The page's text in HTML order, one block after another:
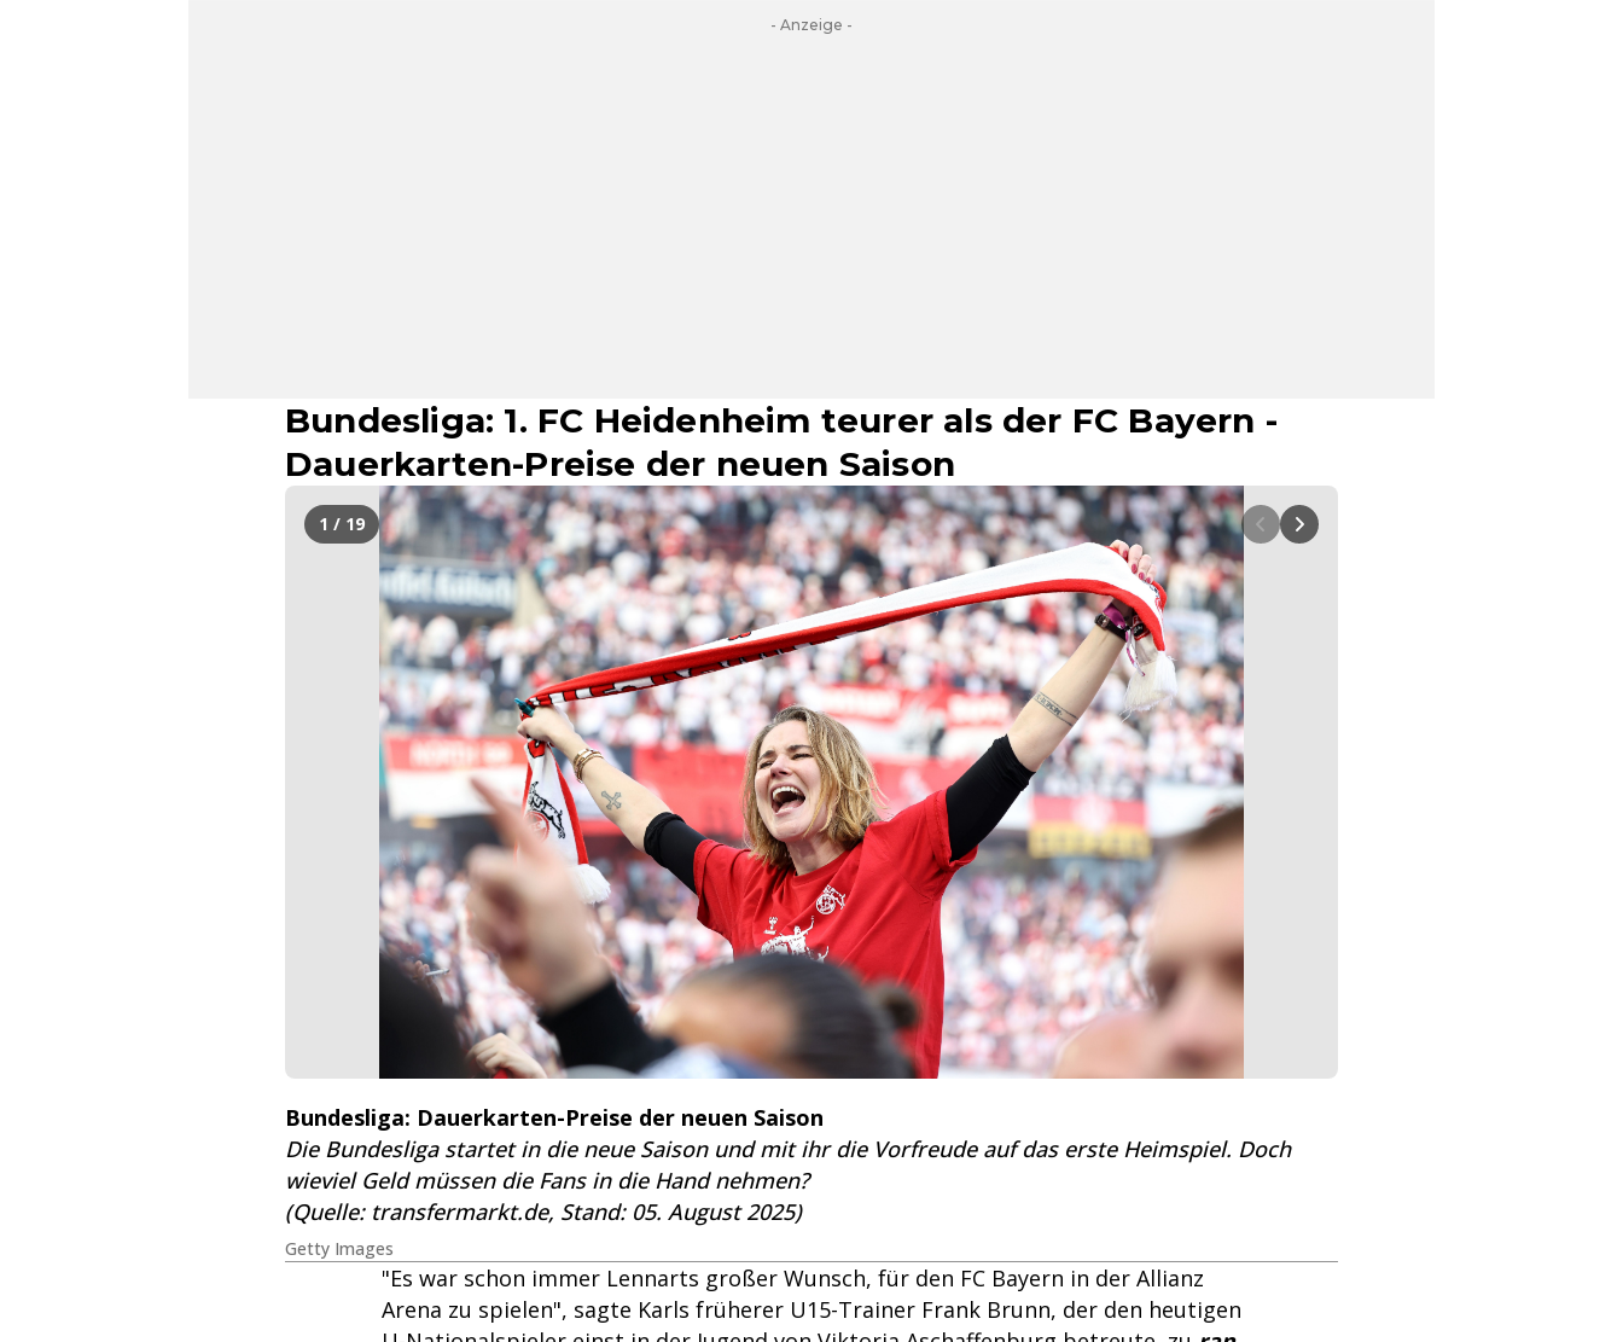
- Anzeige -
Bundesliga: 1. FC Heidenheim teurer als der FC Bayern -
Dauerkarten-Preise der neuen Saison
Bundesliga: Dauerkarten-Preise der neuen Saison
Die Bundesliga startet in die neue Saison und mit ihr die Vorfreude auf das erste Heimspiel. Doch
wieviel Geld müssen die Fans in die Hand nehmen?
(Quelle: transfermarkt.de, Stand: 05. August 2025)
Getty Images
1 / 19
"Es war schon immer Lennarts großer Wunsch, für den FC Bayern in der Allianz
Arena zu spielen", sagte Karls früherer U15-Trainer Frank Brunn, der den heutigen